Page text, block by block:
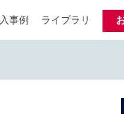
事例 ライブラリ